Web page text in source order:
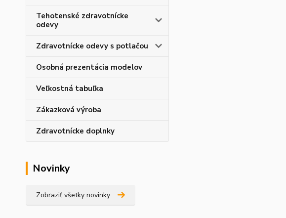
Tehotenské zdravotnícke
odevy
Zdravotnícke odevy s potlačou
Osobná prezentácia modelov
Veľkostná tabuľka
Zákazková výroba
Zdravotnícke doplnky
Novinky
Zobraziť všetky novinky